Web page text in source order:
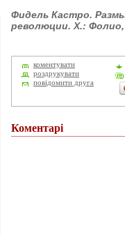
Фидель Кастро.
революции. Х.: Фолио,
коментувати
роздрукувати
повідомити друга
Коментарі